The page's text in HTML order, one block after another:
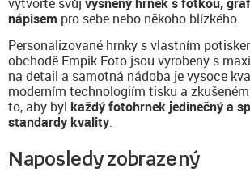
nápisem pro sebe nebo někoho blízkého.
Personalizované hrnky s vlastním
obchodě Empik Foto jsou vyrobeny s
na detail a samotná nádoba je vysoce
moderním technologiím tisku a
to, aby byl každý fotohrnek jedinečný a
standardy kvality.
Naposledy zobrazený